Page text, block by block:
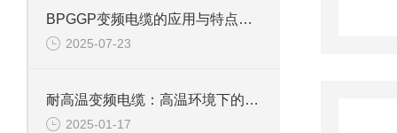
BPGGP变频电缆的应用与特点解析
2025-07-23
耐高温变频电缆：高温环境下的可靠传输解决方案
2025-01-17